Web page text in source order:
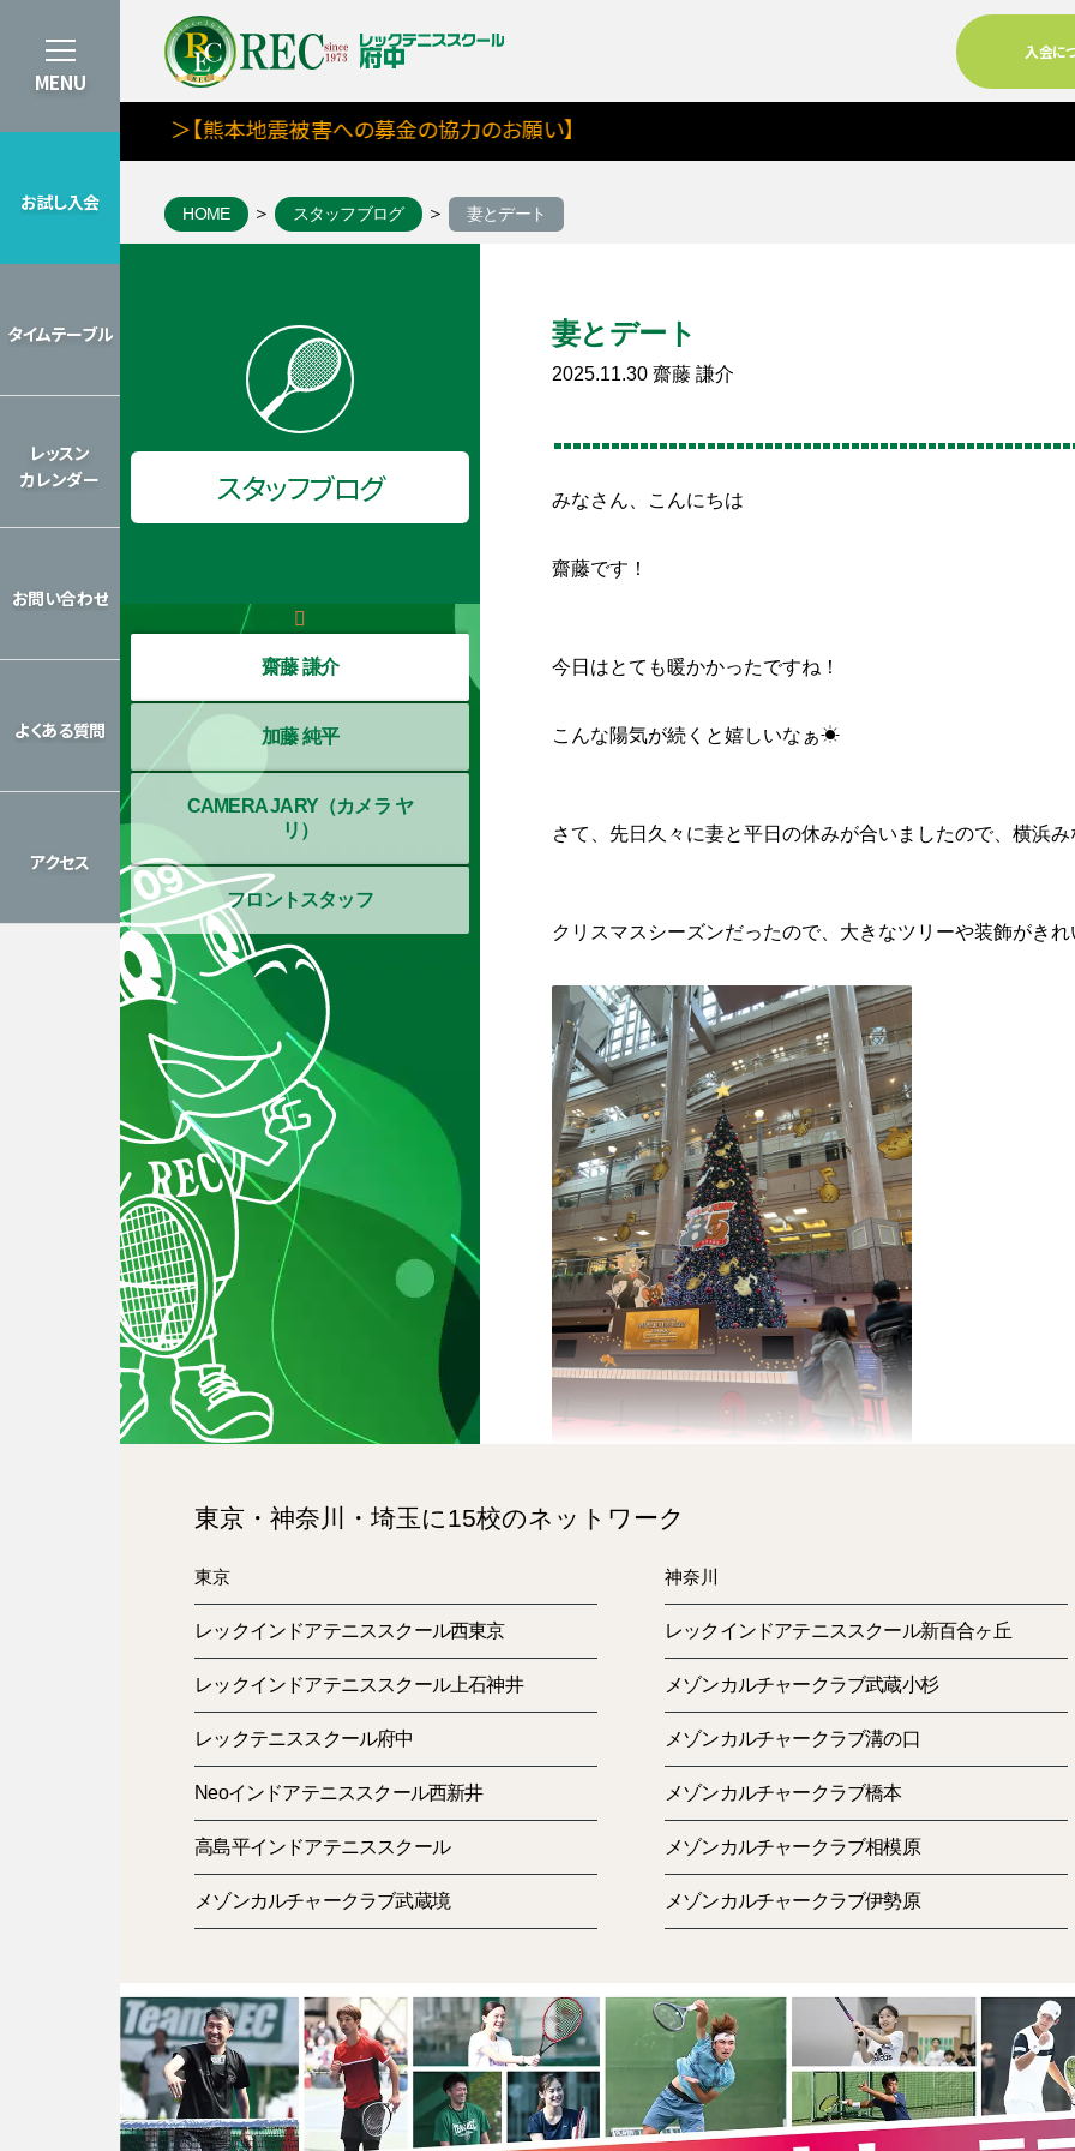
MENU
お試し入会
タイムテーブル
レッスン
カレンダー
お問い合わせ
よくある質問
アクセス
入会に
＞【熊本地震被害への募金の協力のお願い】
HOME スタッフブログ 妻とデート
スタッフブログ
齋藤 謙介
加藤 純平
CAMERA JARY（カメラ ヤ
リ）
フロントスタッフ
妻とデート
2025.11.30 齋藤 謙介
みなさん、こんにちは
齋藤です！
今日はとても暖かかったですね！
こんな陽気が続くと嬉しいなぁ☀
さて、先日久々に妻と平日の休みが合いましたので、横浜
クリスマスシーズンだったので、大きなツリーや装飾がき
レゴで作られたサンタもお出迎え♪
この日のお目当てはランドマークプラザ内にある「果実園
東京・神奈川・埼玉に15校のネットワーク
東京
レックインドアテニススクール西東京
レックインドアテニススクール上石神井
レックテニススクール府中
Neoインドアテニススクール西新井
高島平インドアテニススクール
メゾンカルチャークラブ武蔵境
神奈川
レックインドアテニススクール新百合ヶ丘
メゾンカルチャークラブ武蔵小杉
メゾンカルチャークラブ溝の口
メゾンカルチャークラブ橋本
メゾンカルチャークラブ相模原
メゾンカルチャークラブ伊勢原